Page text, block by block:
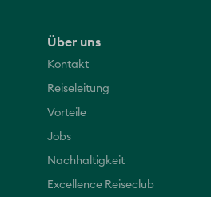
Über uns
Kontakt
Reiseleitung
Vorteile
Jobs
Nachhaltigkeit
Excellence Reiseclub